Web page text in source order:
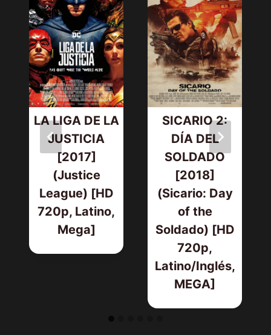
LA LIGA DE LA
JUSTICIA
[2017]
(Justice
League) [HD
720p, Latino,
Mega]
SICARIO 2:
DÍA DEL
SOLDADO
[2018]
(Sicario: Day
of the
Soldado) [HD
720p,
Latino/Inglés,
MEGA]